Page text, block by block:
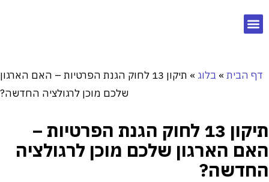
דף הבית » בלוג »
תיקון 13 לחוק הגנת הפרטיות – האם הארגון
שלכם מוכן לרגולציה החדשה?
תיקון 13 לחוק הגנת הפרטיות –
האם הארגון שלכם מוכן לרגולציה
החדשה?